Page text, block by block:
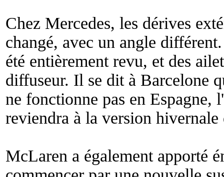
Chez Mercedes, les dérives
changé, avec un angle
été entièrement revu, et des
diffuseur. Il se dit à Barcelone
ne fonctionne pas en Espagne,
reviendra à la version hivernale
McLaren a également apporté